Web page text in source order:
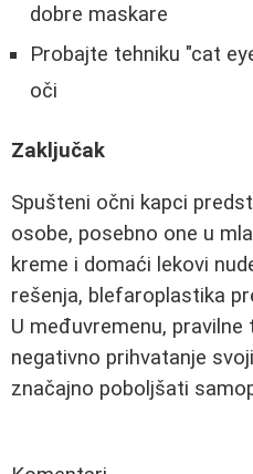
dobre maskare
Probajte tehniku "cat
oči
Zaključak
Spušteni očni kapci
osobe, posebno one u
kreme i domaći lekovi
rešenja, blefaroplastika
U međuvremenu, pravilne
negativno prihvatanje
značajno poboljšati